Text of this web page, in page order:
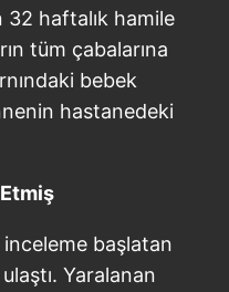
32 haftalık hamile
tüm çabalarına
bebek
hastanedeki
inceleme başlatan
Yaralanan